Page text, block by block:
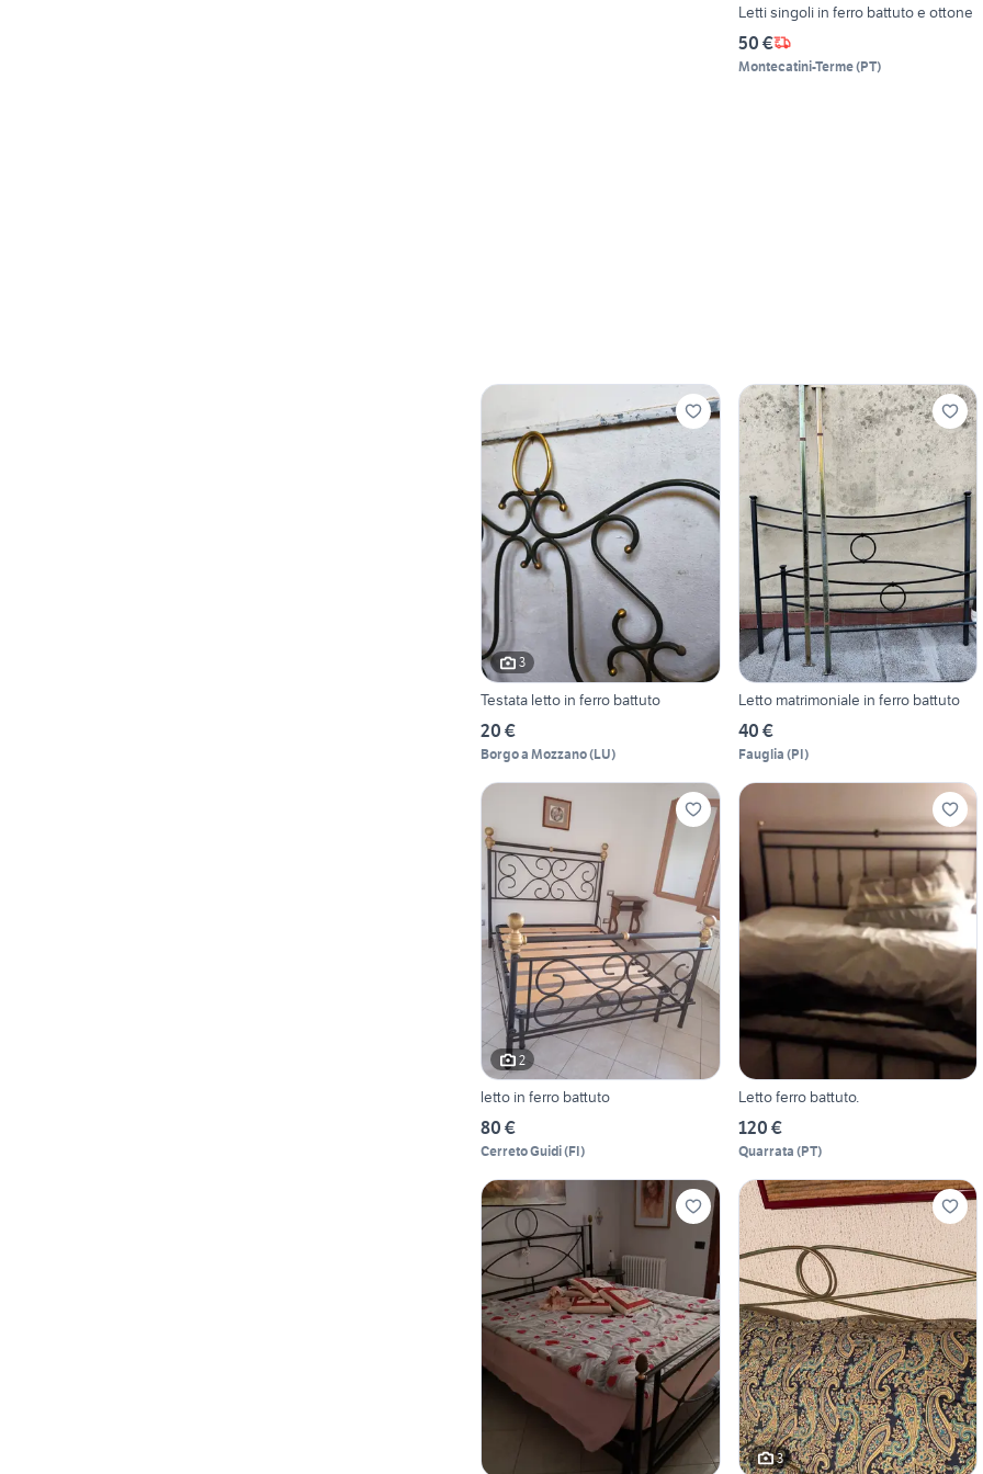
Letti singoli in ferro battuto e ottone
50 €
Montecatini-Terme(PT)
3
Testata letto in ferro battuto
20 €
Borgo a Mozzano(LU)
Letto matrimoniale in ferro battuto
40 €
Fauglia (PI)
2
letto in ferro battuto
80 €
Cerreto Guidi(FI)
Letto ferro battuto.
120 €
Quarrata (PT)
3